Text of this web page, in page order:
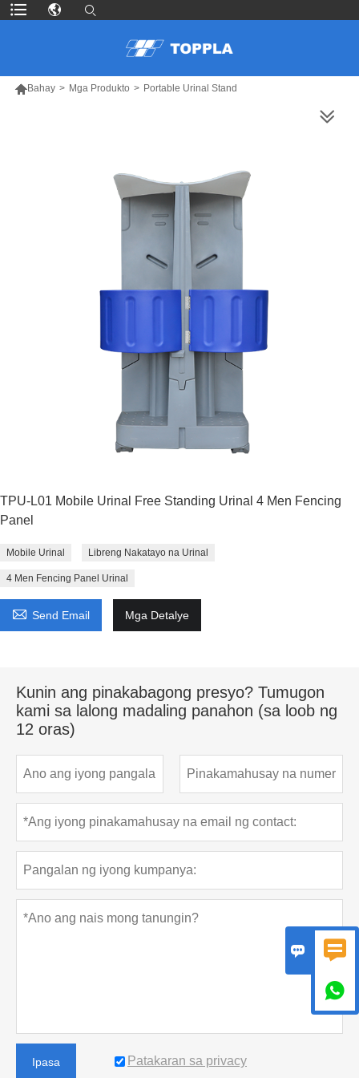
Bahay > Mga Produkto > Portable Urinal Stand
TPU-L01 Mobile Urinal Free Standing Urinal 4 Men Fencing
Panel
Mobile Urinal Libreng Nakatayo na Urinal
4 Men Fencing Panel Urinal
 Send Email Mga Detalye
Kunin ang pinakabagong presyo? Tumugon
kami sa lalong madaling panahon (sa loob ng
12 oras)
Ipasa Patakaran sa privacy
 
